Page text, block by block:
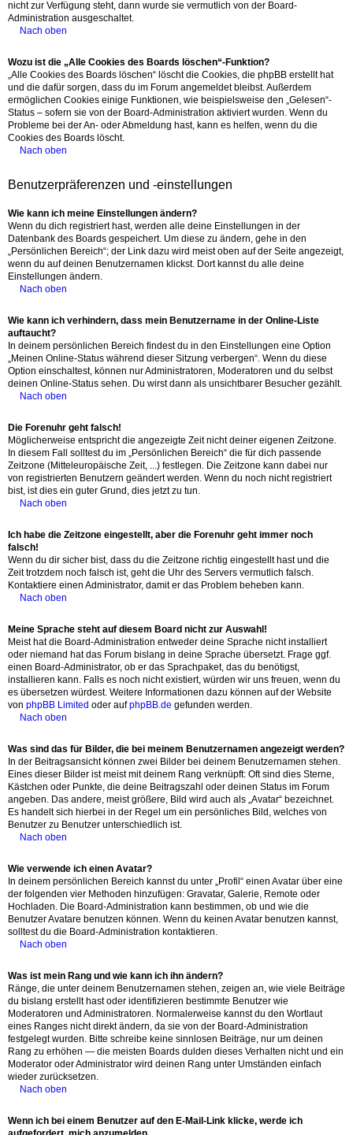
nicht zur Verfügung steht, dann wurde sie vermutlich von der Board-
Administration ausgeschaltet.
Nach oben
Wozu ist die „Alle Cookies des Boards löschen“-Funktion?
„Alle Cookies des Boards löschen“ löscht die Cookies, die phpBB erstellt hat
und die dafür sorgen, dass du im Forum angemeldet bleibst. Außerdem
ermöglichen Cookies einige Funktionen, wie beispielsweise den „Gelesen“-
Status – sofern sie von der Board-Administration aktiviert wurden. Wenn du
Probleme bei der An- oder Abmeldung hast, kann es helfen, wenn du die
Cookies des Boards löscht.
Nach oben
Benutzerpräferenzen und -einstellungen
Wie kann ich meine Einstellungen ändern?
Wenn du dich registriert hast, werden alle deine Einstellungen in der
Datenbank des Boards gespeichert. Um diese zu ändern, gehe in den
„Persönlichen Bereich“; der Link dazu wird meist oben auf der Seite angezeigt,
wenn du auf deinen Benutzernamen klickst. Dort kannst du alle deine
Einstellungen ändern.
Nach oben
Wie kann ich verhindern, dass mein Benutzername in der Online-Liste
auftaucht?
In deinem persönlichen Bereich findest du in den Einstellungen eine Option
„Meinen Online-Status während dieser Sitzung verbergen“. Wenn du diese
Option einschaltest, können nur Administratoren, Moderatoren und du selbst
deinen Online-Status sehen. Du wirst dann als unsichtbarer Besucher gezählt.
Nach oben
Die Forenuhr geht falsch!
Möglicherweise entspricht die angezeigte Zeit nicht deiner eigenen Zeitzone.
In diesem Fall solltest du im „Persönlichen Bereich“ die für dich passende
Zeitzone (Mitteleuropäische Zeit, ...) festlegen. Die Zeitzone kann dabei nur
von registrierten Benutzern geändert werden. Wenn du noch nicht registriert
bist, ist dies ein guter Grund, dies jetzt zu tun.
Nach oben
Ich habe die Zeitzone eingestellt, aber die Forenuhr geht immer noch
falsch!
Wenn du dir sicher bist, dass du die Zeitzone richtig eingestellt hast und die
Zeit trotzdem noch falsch ist, geht die Uhr des Servers vermutlich falsch.
Kontaktiere einen Administrator, damit er das Problem beheben kann.
Nach oben
Meine Sprache steht auf diesem Board nicht zur Auswahl!
Meist hat die Board-Administration entweder deine Sprache nicht installiert
oder niemand hat das Forum bislang in deine Sprache übersetzt. Frage ggf.
einen Board-Administrator, ob er das Sprachpaket, das du benötigst,
installieren kann. Falls es noch nicht existiert, würden wir uns freuen, wenn du
es übersetzen würdest. Weitere Informationen dazu können auf der Website
von phpBB Limited oder aufphpBB.de gefunden werden.
Nach oben
Was sind das für Bilder, die bei meinem Benutzernamen angezeigt werden?
In der Beitragsansicht können zwei Bilder bei deinem Benutzernamen stehen.
Eines dieser Bilder ist meist mit deinem Rang verknüpft: Oft sind dies Sterne,
Kästchen oder Punkte, die deine Beitragszahl oder deinen Status im Forum
angeben. Das andere, meist größere, Bild wird auch als „Avatar“ bezeichnet.
Es handelt sich hierbei in der Regel um ein persönliches Bild, welches von
Benutzer zu Benutzer unterschiedlich ist.
Nach oben
Wie verwende ich einen Avatar?
In deinem persönlichen Bereich kannst du unter „Profil“ einen Avatar über eine
der folgenden vier Methoden hinzufügen: Gravatar, Galerie, Remote oder
Hochladen. Die Board-Administration kann bestimmen, ob und wie die
Benutzer Avatare benutzen können. Wenn du keinen Avatar benutzen kannst,
solltest du die Board-Administration kontaktieren.
Nach oben
Was ist mein Rang und wie kann ich ihn ändern?
Ränge, die unter deinem Benutzernamen stehen, zeigen an, wie viele Beiträge
du bislang erstellt hast oder identifizieren bestimmte Benutzer wie
Moderatoren und Administratoren. Normalerweise kannst du den Wortlaut
eines Ranges nicht direkt ändern, da sie von der Board-Administration
festgelegt wurden. Bitte schreibe keine sinnlosen Beiträge, nur um deinen
Rang zu erhöhen — die meisten Boards dulden dieses Verhalten nicht und ein
Moderator oder Administrator wird deinen Rang unter Umständen einfach
wieder zurücksetzen.
Nach oben
Wenn ich bei einem Benutzer auf den E-Mail-Link klicke, werde ich